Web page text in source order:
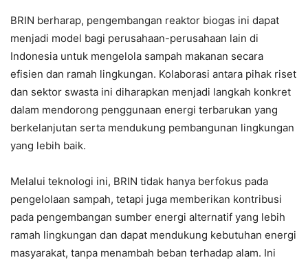
BRIN berharap, pengembangan reaktor biogas ini dapat
menjadi model bagi perusahaan-perusahaan lain di
Indonesia untuk mengelola sampah makanan secara
efisien dan ramah lingkungan. Kolaborasi antara pihak riset
dan sektor swasta ini diharapkan menjadi langkah konkret
dalam mendorong penggunaan energi terbarukan yang
berkelanjutan serta mendukung pembangunan lingkungan
yang lebih baik.
Melalui teknologi ini, BRIN tidak hanya berfokus pada
pengelolaan sampah, tetapi juga memberikan kontribusi
pada pengembangan sumber energi alternatif yang lebih
ramah lingkungan dan dapat mendukung kebutuhan energi
masyarakat, tanpa menambah beban terhadap alam. Ini